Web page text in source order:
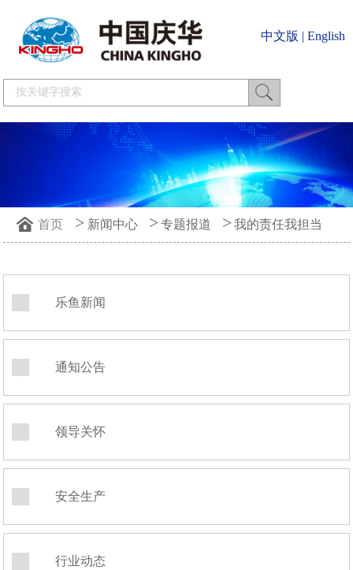
中文版 | English
首页 > 新闻中心 > 专题报道 > 我的责任我担当
乐鱼新闻
通知公告
领导关怀
安全生产
行业动态